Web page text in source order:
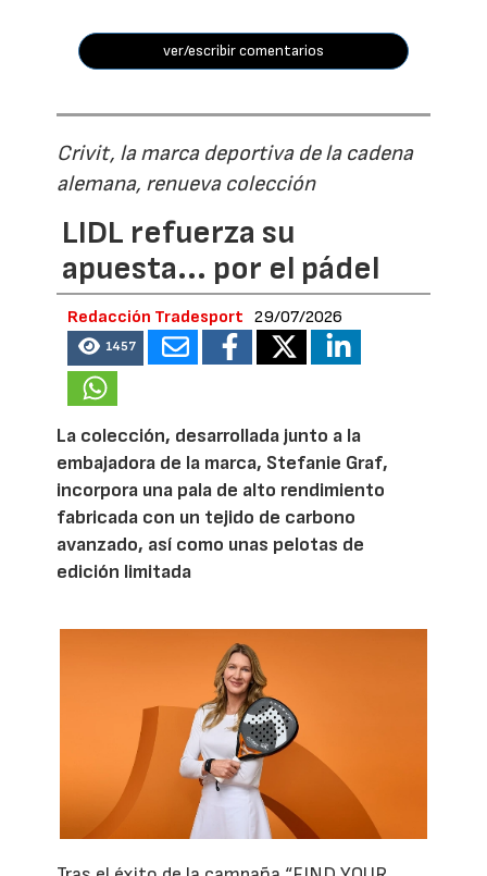
ver/escribir comentarios
Crivit, la marca deportiva de la cadena
alemana, renueva colección
LIDL refuerza su
apuesta... por el pádel
Redacción Tradesport 29/07/2026
1457
La colección, desarrollada junto a la
embajadora de la marca, Stefanie Graf,
incorpora una pala de alto rendimiento
fabricada con un tejido de carbono
avanzado, así como unas pelotas de
edición limitada